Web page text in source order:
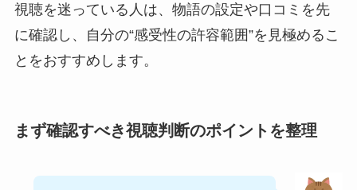
視聴を迷っている人は、物語の設定や口コミを先
に確認し、自分の“感受性の許容範囲”を見極めるこ
とをおすすめします。
まず確認すべき視聴判断のポイントを整理